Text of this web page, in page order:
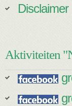
Disclaimer
Aktiviteiten